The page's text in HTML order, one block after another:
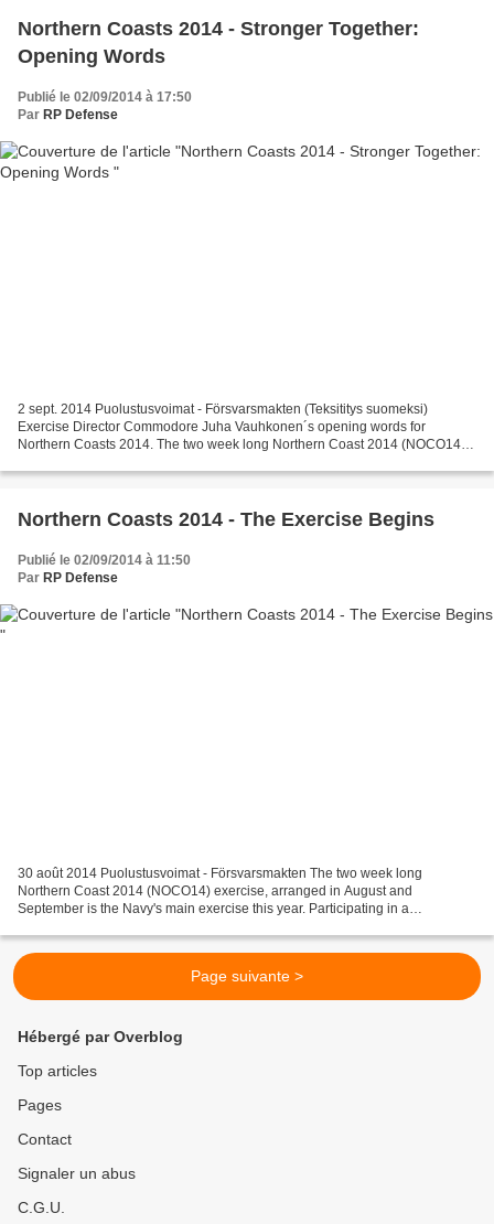
Northern Coasts 2014 - Stronger Together:
Opening Words
Publié le 02/09/2014 à 17:50
Par RP Defense
2 sept. 2014 Puolustusvoimat - Försvarsmakten (Teksititys suomeksi)
Exercise Director Commodore Juha Vauhkonen´s opening words for
Northern Coasts 2014. The two week long Northern Coast 2014 (NOCO14)
Northern Coasts 2014 - The Exercise Begins
Publié le 02/09/2014 à 11:50
Par RP Defense
30 août 2014 Puolustusvoimat - Försvarsmakten The two week long
Northern Coast 2014 (NOCO14) exercise, arranged in August and
September is the Navy's main exercise this year. Participating in a
Page suivante >
Hébergé par Overblog
Top articles
Pages
Contact
Signaler un abus
C.G.U.